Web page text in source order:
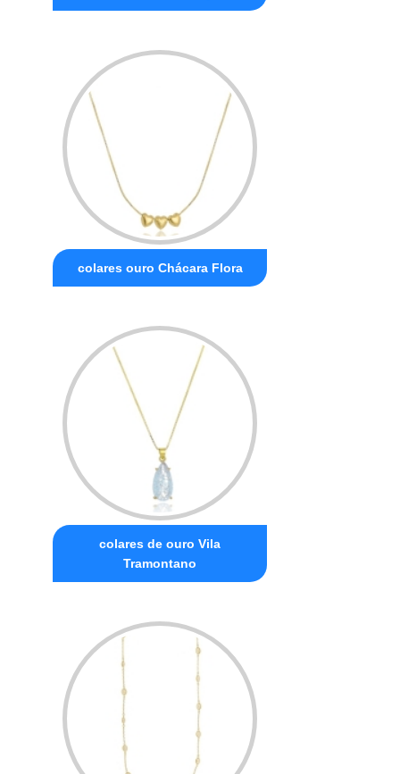
colares ouro Chácara Flora
colares de ouro Vila
Tramontano